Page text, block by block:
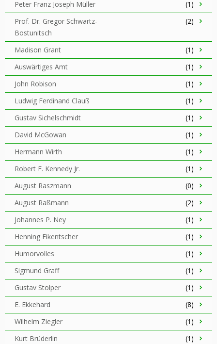
Peter Franz Joseph Müller
(1)
Prof. Dr. Gregor Schwartz-
Bostunitsch
(2)
Madison Grant
(1)
Auswärtiges Amt
(1)
John Robison
(1)
Ludwig Ferdinand Clauß
(1)
Gustav Sichelschmidt
(1)
David McGowan
(1)
Hermann Wirth
(1)
Robert F. Kennedy Jr.
(1)
August Raszmann
(0)
August Raßmann
(2)
Johannes P. Ney
(1)
Henning Fikentscher
(1)
Humorvolles
(1)
Sigmund Graff
(1)
Gustav Stolper
(1)
E. Ekkehard
(8)
Wilhelm Ziegler
(1)
Kurt Brüderlin
(1)